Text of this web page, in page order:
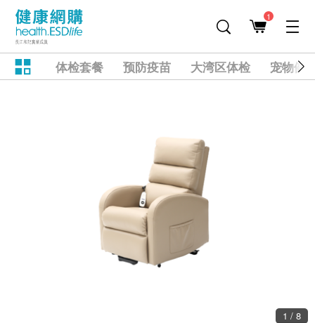
1
体检套餐 预防疫苗 大湾区体检 宠物健
1 / 8